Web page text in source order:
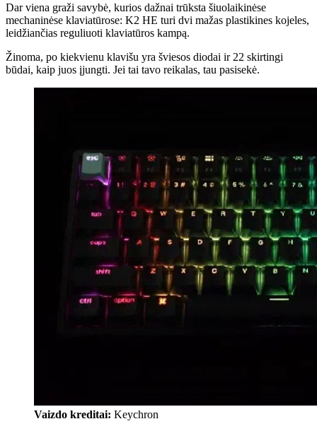
Dar viena graži savybė, kurios dažnai trūksta šiuolaikinėse
mechaninėse klaviatūrose: K2 HE turi dvi mažas plastikines kojeles,
leidžiančias reguliuoti klaviatūros kampą.
Žinoma, po kiekvienu klavišu yra šviesos diodai ir 22 skirtingi
būdai, kaip juos įjungti. Jei tai tavo reikalas, tau pasisekė.
Vaizdo kreditai: Keychron